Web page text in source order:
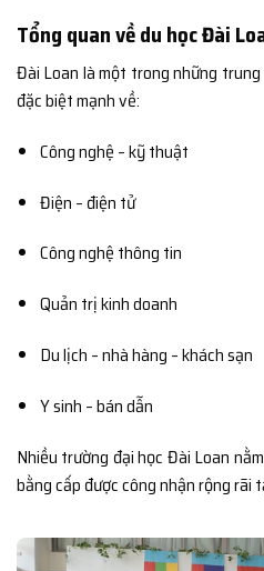
Tổng quan về du học Đài
Đài Loan là một trong những
đặc biệt mạnh về:
Công nghệ – kỹ thuật
Điện – điện tử
Công nghệ thông tin
Quản trị kinh doanh
Du lịch – nhà hàng – khách sạn
Y sinh – bán dẫn
Nhiều trường đại học Đài Loan
bằng cấp được công nhận rộng rãi